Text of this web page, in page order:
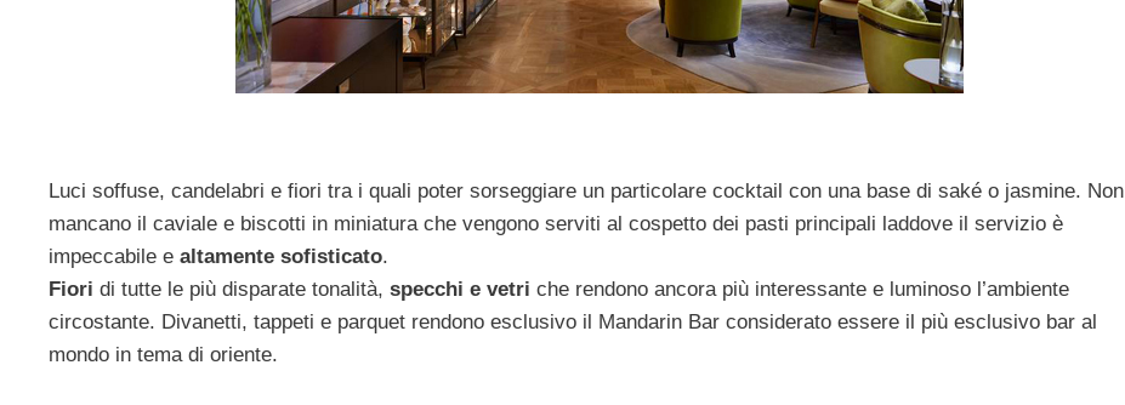
Luci soffuse, candelabri e fiori tra i quali poter sorseggiare un particolare cocktail con una base di saké o jasmine. Non
mancano il caviale e biscotti in miniatura che vengono serviti al cospetto dei pasti principali laddove il servizio è
impeccabile e altamente sofisticato.
Fiori di tutte le più disparate tonalità, specchi e vetri che rendono ancora più interessante e luminoso l’ambiente
circostante. Divanetti, tappeti e parquet rendono esclusivo il Mandarin Bar considerato essere il più esclusivo bar al
mondo in tema di oriente.